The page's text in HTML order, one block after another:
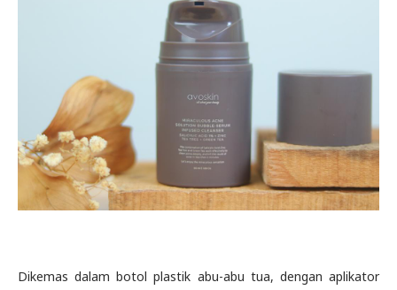
Dikemas dalam botol plastik abu-abu tua, dengan aplikator